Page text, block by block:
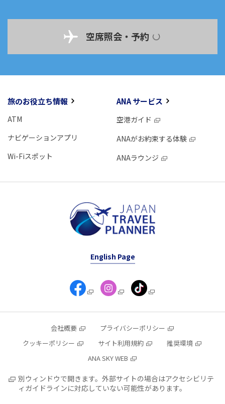
空席照会・予約
旅のお役立ち情報
ATM
ナビゲーションアプリ
Wi-Fiスポット
ANA サービス
空港ガイド
ANAがお約束する体験
ANAラウンジ
English Page
会社概要
プライバシーポリシー
クッキーポリシー
サイト利用規約
推奨環境
ANA SKY WEB
別ウィンドウで開きます。外部サイトの場合はアクセシビリテ
ィガイドラインに対応していない可能性があります。